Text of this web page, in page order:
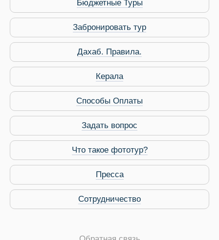
Бюджетные Туры
Забронировать тур
Дахаб. Правила.
Керала
Способы Оплаты
Задать вопрос
Что такое фототур?
Пресса
Сотрудничество